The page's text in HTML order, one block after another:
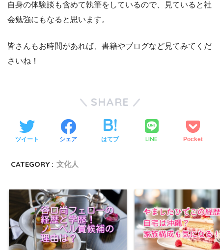
自身の体験談も含めて執筆をしているので、見ていると社
会勉強にもなると思います。
皆さんもお時間があれば、書籍やブログなど見てみてくだ
さいね！
SHARE
ツイート シェア はてブ LINE Pocket
CATEGORY : 文化人